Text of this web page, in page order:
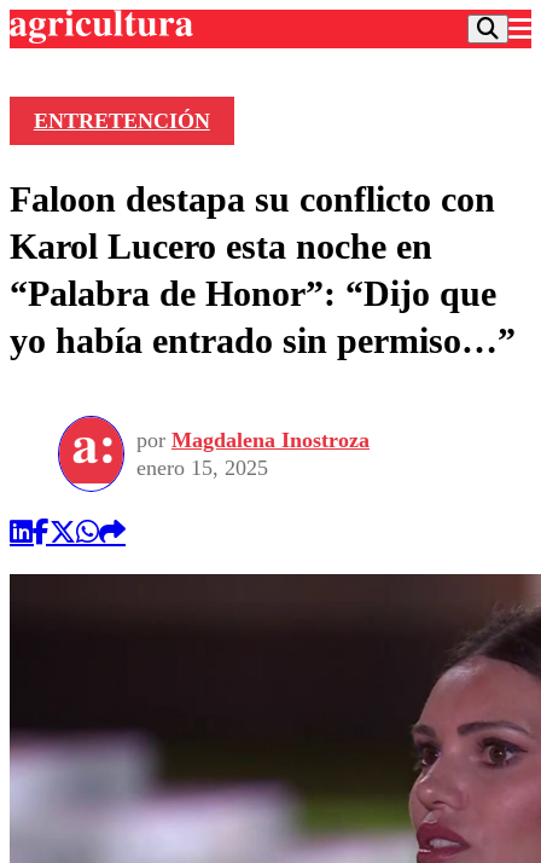
Frecuencias
Agricultura TV
Deportes
Colo Colo
Motor
Torneo Internacional
Torneo Nacional
Entretención
Internacional
Nacional
Vida Social
Programas
Comercial
ENTRETENCIÓN
Faloon destapa su conflicto con
Karol Lucero esta noche en
“Palabra de Honor”: “Dijo que
yo había entrado sin permiso…”
por Magdalena Inostroza
enero 15, 2025